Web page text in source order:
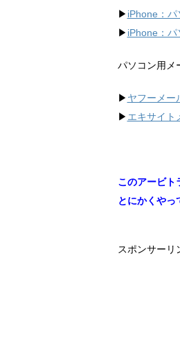
▶︎ iPhone：パ
▶︎ iPhone：パ
パソコン用メ
▶︎ ヤフーメー
▶︎ エキサイト
このアービト
とにかくやっ
スポンサーリ